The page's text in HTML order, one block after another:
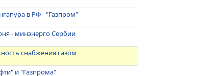
в РФ - "Газпром"
- минэнерго Сербии
снабжения газом
и "Газпрома"